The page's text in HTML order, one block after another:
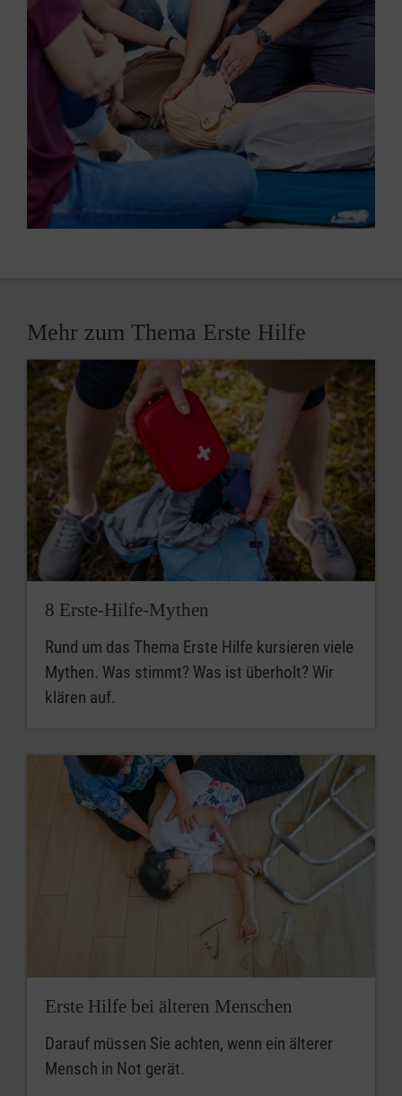
Mehr zum Thema Erste Hilfe
8 Erste-Hilfe-Mythen
Rund um das Thema Erste Hilfe kursieren viele
Mythen. Was stimmt? Was ist überholt? Wir
klären auf.
Erste Hilfe bei älteren Menschen
Darauf müssen Sie achten, wenn ein älterer
Mensch in Not gerät.